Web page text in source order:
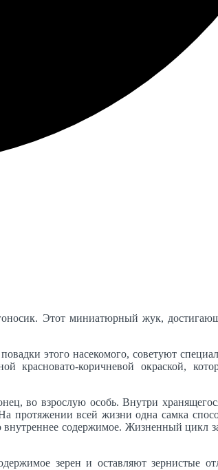
Этот миниатюрный жук,
этого насекомого, советуют
коричневой окраской,
во взрослую особь. Внутри
всей жизни одна самка
содержимое. Жизненный цикл
зерен и оставляют зернистые